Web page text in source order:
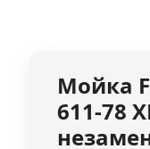
Мойка
611-78